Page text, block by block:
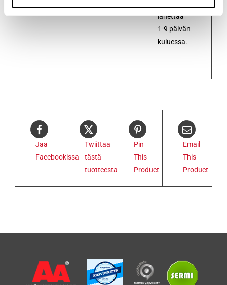
lähettää
1-9 päivän
kuluessa.
Jaa
Facebookissa
Twiittaa
tästä
tuotteesta
Pin
This
Product
Email
This
Product